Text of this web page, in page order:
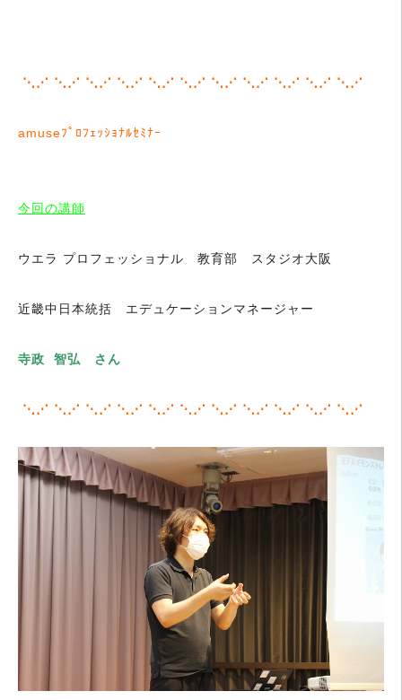
⋱⋰ ⋱⋰ ⋱⋰ ⋱⋰ ⋱⋰ ⋱⋰ ⋱⋰ ⋱⋰ ⋱⋰ ⋱⋰ ⋱⋰
amuseﾌﾟﾛﾌｪｯｼｮﾅﾙｾﾐﾅｰ
今回の講師
ウエラ プロフェッショナル 教育部 スタジオ大阪
近畿中日本統括 エデュケーションマネージャー
寺政 智弘 さん
⋱⋰ ⋱⋰ ⋱⋰ ⋱⋰ ⋱⋰ ⋱⋰ ⋱⋰ ⋱⋰ ⋱⋰ ⋱⋰ ⋱⋰